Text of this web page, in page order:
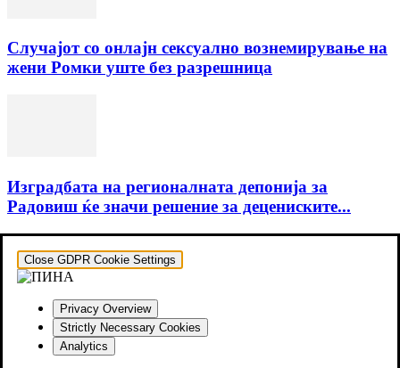
Случајот со онлајн сексуално вознемирување на
жени Ромки уште без разрешница
Изградбата на регионалната депонија за
Радовиш ќе значи решение за децeниските...
Close GDPR Cookie Settings
Privacy Overview
Strictly Necessary Cookies
Analytics